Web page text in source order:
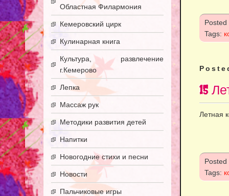
Tags:
15
Летная
Tags:
Областная Филармония
Кемеровский цирк
Кулинарная книга
Культура, развлечение
г.Кемерово
Лепка
Массаж рук
Методики развития детей
Напитки
Новогодние стихи и песни
Новости
Пальчиковые игры